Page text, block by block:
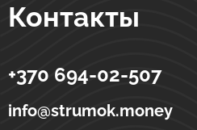
Контакты
Strumok
Денежные переводы в Украине
ул. Тоториу, 5-19
+370 694-02-507
info@strumok.money